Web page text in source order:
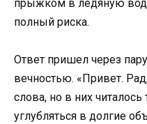
прыжком в ледяную
полный риска.
Ответ пришел через
вечностью. «Привет.
слова, но в них
углубляться в долгие